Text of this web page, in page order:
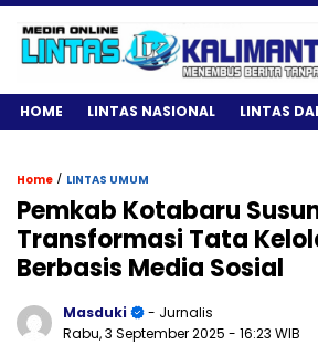
HOME LINTAS NASIONAL LINTAS
Home / LINTAS UMUM
Pemkab Kotabaru
Transformasi Tata
Berbasis Media Sosial
Masduki
- Jurnalis
Rabu, 3 September 2025 - 16:23 WIB